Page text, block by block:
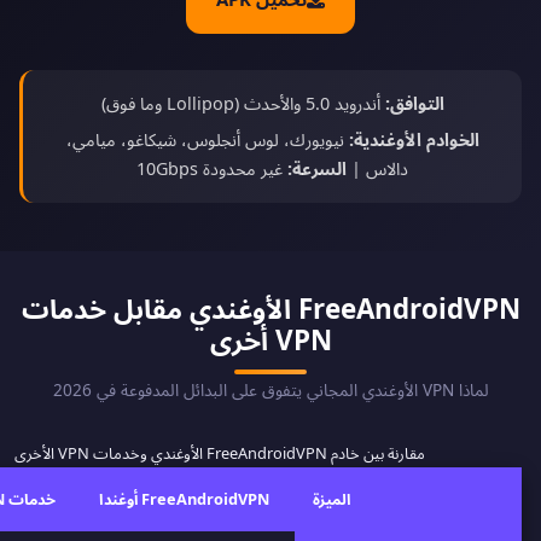
التوافق: أندرويد 5.0 والأحدث (Lollipop وما فوق)
الخوادم الأوغندية: نيويورك، لوس أنجلوس، شيكاغو، ميامي،
دالاس | السرعة: غير محدودة 10Gbps
FreeAndroidVPN الأوغندي مقابل خدمات
VPN أخرى
لماذا VPN الأوغندي المجاني يتفوق على البدائل المدفوعة في 2026
مقارنة بين خادم FreeAndroidVPN الأوغندي وخدمات VPN الأخرى
الميزة FreeAndroidVPN أوغندا خدمات VPN أخرى